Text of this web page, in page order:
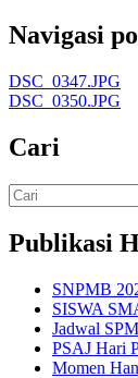
Navigasi
DSC_0347.JPG
DSC_0350.JPG
Cari
Publikasi
SNPMB
SISWA
Jadwal
PSAJ Hari
Momen